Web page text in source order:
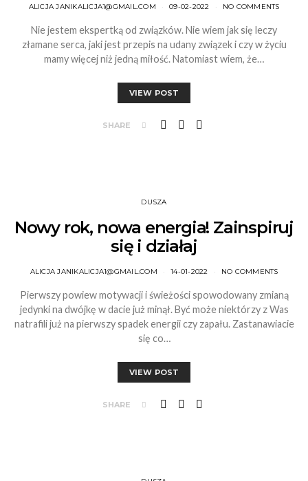
ALICJA JANIKALICJA1@GMAIL.COM 09-02-2022 NO COMMENTS
Nie jestem ekspertką od związków. Nie wiem jak się leczy
złamane serca, jaki jest przepis na udany związek i czy w życiu
mamy więcej niż jedną miłość. Natomiast wiem, że…
VIEW POST
SHARE
DUSZA
Nowy rok, nowa energia! Zainspiruj
się i działaj
ALICJA JANIKALICJA1@GMAIL.COM 14-01-2022 NO COMMENTS
Pierwszy powiew motywacji i świeżości spowodowany zmianą
jedynki na dwójkę w dacie już minął. Być może niektórzy z Was
natrafili już na pierwszy spadek energii czy zapału. Zastanawiacie
się co…
VIEW POST
SHARE